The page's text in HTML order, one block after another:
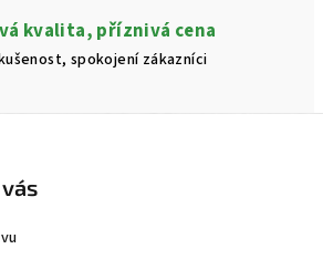
kvalita, příznivá cena
spokojení zákazníci